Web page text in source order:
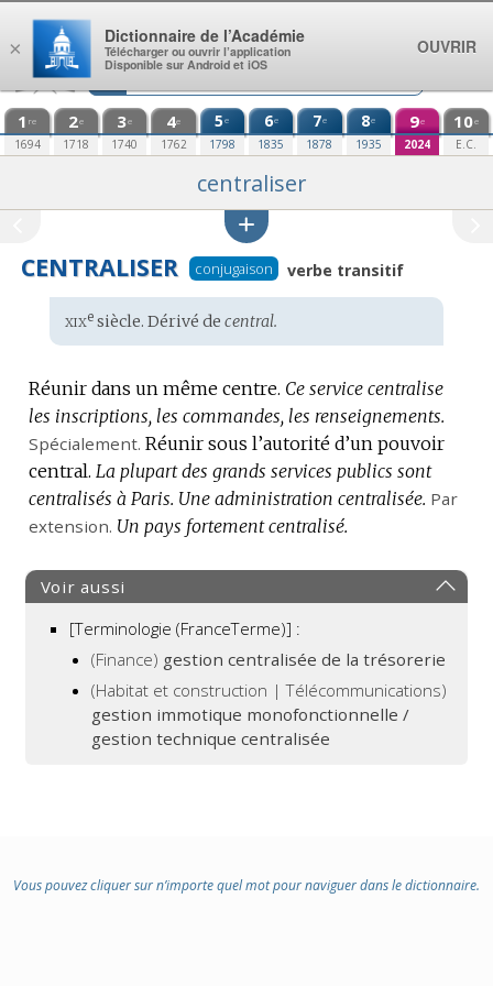
Aller au contenu
1 re
1694
2e
1718
3e
1740
4e
1762
5e
1798
6e
1835
7e
1878
8e
1935
9e
2024
10e
E.C.
centraliser
CENTRALISER conjugaison verbe transitif
Étymologie
:
xixesiècle. Dérivé de central.
Réunir dans un même centre. Ce service centralise
les inscriptions, les commandes, les renseignements.
Spécialement. Réunir sous l’autorité d’un pouvoir
central. La plupart des grands services publics sont
centralisés à Paris. Une administration centralisée. Par
extension. Un pays fortement centralisé.
Voir aussi
[Terminologie (FranceTerme)] :
(Finance) gestion centralisée de la trésorerie
(Habitat et construction | Télécommunications)
gestion immotique monofonctionnelle /
gestion technique centralisée
Vous pouvez cliquer sur n’importe quel mot pour naviguer dans le dictionnaire.
×
Dictionnaire de l’Académie
Télécharger ou ouvrir l’application
Disponible sur Android et iOS
OUVRIR